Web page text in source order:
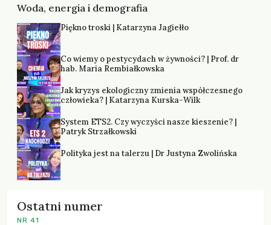
Woda, energia i demografia
Piękno troski | Katarzyna Jagiełło
Co wiemy o pestycydach w żywności? | Prof. dr
hab. Maria Rembiałkowska
Jak kryzys ekologiczny zmienia współczesnego
człowieka? | Katarzyna Kurska-Wilk
System ETS2. Czy wyczyści nasze kieszenie? |
Patryk Strzałkowski
Polityka jest na talerzu | Dr Justyna Zwolińska
Ostatni numer
NR 41